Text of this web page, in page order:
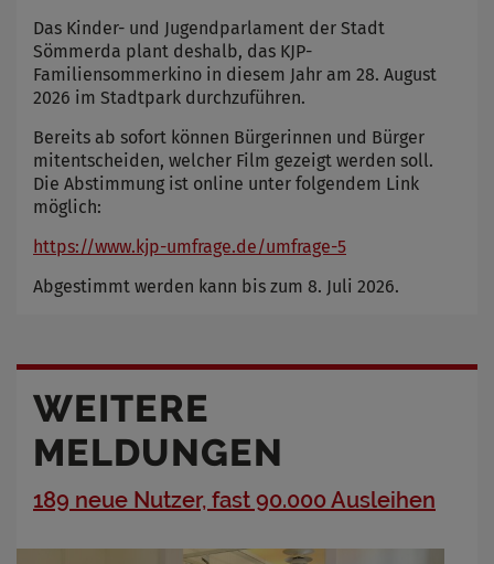
Das Kinder- und Jugendparlament der Stadt
Sömmerda plant deshalb, das KJP-
Familiensommerkino in diesem Jahr am 28. August
2026 im Stadtpark durchzuführen.
Bereits ab sofort können Bürgerinnen und Bürger
mitentscheiden, welcher Film gezeigt werden soll.
Die Abstimmung ist online unter folgendem Link
möglich:
https://www.kjp-umfrage.de/umfrage-5
Abgestimmt werden kann bis zum 8. Juli 2026.
WEITERE
MELDUNGEN
189 neue Nutzer, fast 90.000 Ausleihen